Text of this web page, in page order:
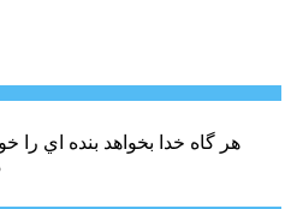
هر گاه خدا بخواهد بنده اي را